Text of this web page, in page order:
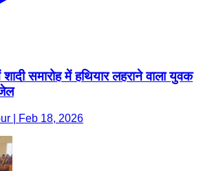
समारोह में हथियार लहराने वाला युवक
| Feb 18, 2026